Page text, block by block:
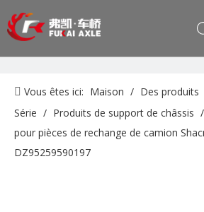
Vous êtes ici: Maison / Des produits
Série / Produits de support de châssis /
pour pièces de rechange de camion
DZ95259590197